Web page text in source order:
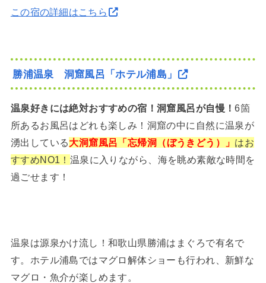
この宿の詳細はこちら
勝浦温泉 洞窟風呂「ホテル浦島」
温泉好きには絶対おすすめの宿！洞窟風呂が自慢！6箇
所あるお風呂はどれも楽しみ！洞窟の中に自然に温泉が
湧出している大洞窟風呂「忘帰洞（ぼうきどう）」 はお
すすめNO1！ 温泉に入りながら、海を眺め素敵な時間を
過ごせます！
温泉は源泉かけ流し！和歌山県勝浦はまぐろで有名で
す。ホテル浦島ではマグロ解体ショーも行われ、新鮮な
マグロ・魚介が楽しめます。